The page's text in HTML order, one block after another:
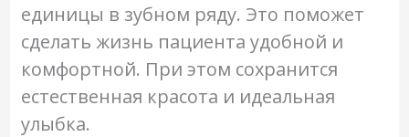
единицы в зубном ряду. Это поможет
сделать жизнь пациента удобной и
комфортной. При этом сохранится
естественная красота и идеальная
улыбка.